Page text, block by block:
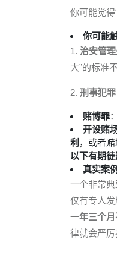
你可能觉得
你可能
1. 治安管
大”的标准
2. 刑事犯罪
赌博罪
开设赌
利 ，或者
以下有期徒
真实案
一个非常
仅有专人
一年三个
律就会严厉